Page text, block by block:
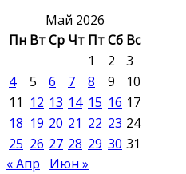
Май 2026
Пн ВтСр Чт ПтСб Вс
1
2
3
4
5 6 7 8 9
10
11 12 13 14 15 16 17
18 19 20 21 22 23 24
25 26 27 28 29 30 31
« Апр
Июн »